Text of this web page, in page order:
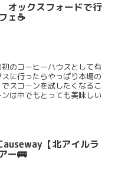
オックスフォードで行
ェ☕
のコーヒーハウスとして有
に行ったらやっぱり本場の
スコーンを試したくなるこ
は中でもとっても美味しい
【北アイルラ
ー🚌